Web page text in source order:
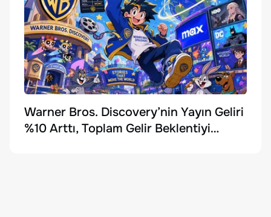
Warner Bros. Discovery’nin Yayın Geliri
%10 Arttı, Toplam Gelir Beklentiyi